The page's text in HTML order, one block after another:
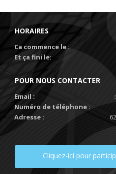
HORAIRES
Ca commence le :
Et ça fini le:
POUR NOUS CONTACTER
Email :
Numéro de téléphone :
Adresse :
Cliquez-ici pour